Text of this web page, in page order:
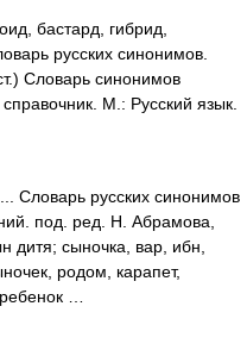
бастард, гибрид,
русских синонимов.
Словарь синонимов
М.: Русский язык.
Словарь русских синонимов
под. ред. Н. Абрамова,
дитя; сыночка, вар, ибн,
родом, карапет,
…